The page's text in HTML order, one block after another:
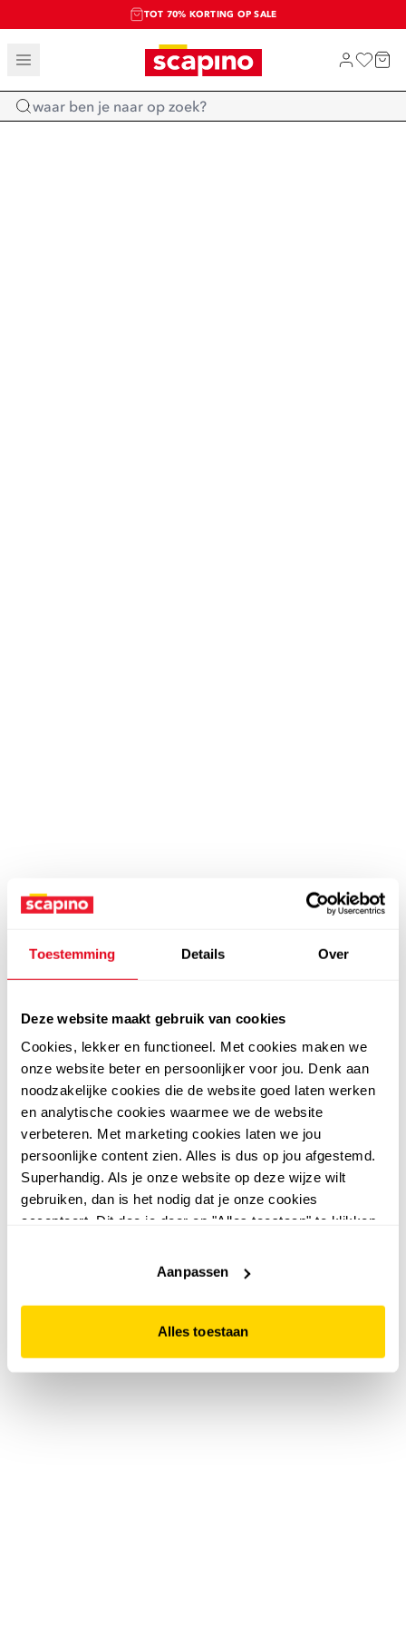
Toestemming Details Over
Deze website maakt gebruik van cookies
Cookies, lekker en functioneel. Met cookies maken we
onze website beter en persoonlijker voor jou. Denk aan
noodzakelijke cookies die de website goed laten werken
en analytische cookies waarmee we de website
verbeteren. Met marketing cookies laten we jou
persoonlijke content zien. Alles is dus op jou afgestemd.
Superhandig. Als je onze website op deze wijze wilt
gebruiken, dan is het nodig dat je onze cookies
accepteert. Dit doe je door op "Alles toestaan" te klikken.
website niet optimaal functioneert.
Aanpassen
Alles toestaan
TOT 70% KORTING OP SALE
SALE: LAATSTE KANS!
SHOP NIEUW
Home